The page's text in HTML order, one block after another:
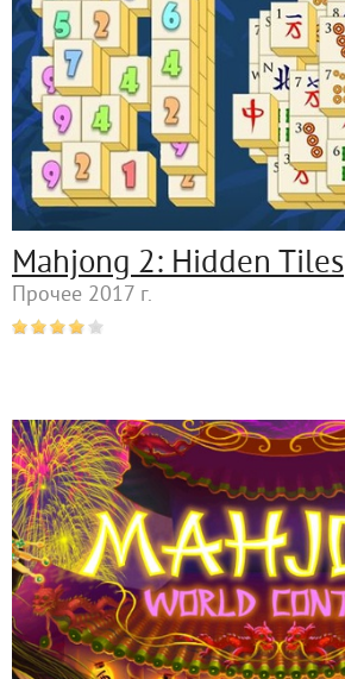
Mahjong 2: Hidden Tiles
Прочее 2017 г.